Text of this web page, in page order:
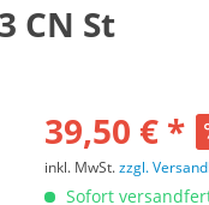
CN St
39,50 € *
inkl. MwSt.zzgl.
Sofort